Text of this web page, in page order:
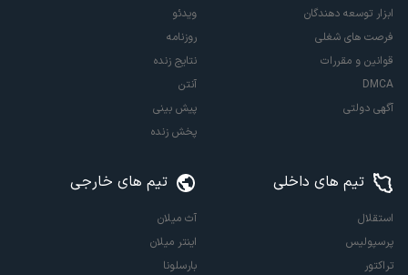
ابزار توسعه دهندگان
فرصت های شغلی
قوانین و مقررات
DMCA
آگهی دولتی
ویدئو
روزنامه
نتایج زنده
آنتن
پیش بینی
پخش زنده
تیم های داخلی
استقلال
پرسپولیس
تراکتور
تیم های خارجی
آث میلان
اینتر میلان
بارسلونا